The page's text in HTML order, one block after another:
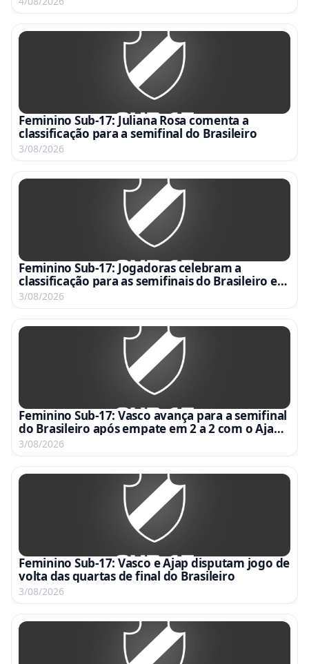
Feminino Sub-17: Juliana Rosa comenta a
classificação para a semifinal do Brasileiro
3/08/2026
Feminino Sub-17: Jogadoras celebram a
classificação para as semifinais do Brasileiro em
vídeo emocionante
3/08/2026
Feminino Sub-17: Vasco avança para a semifinal
do Brasileiro após empate em 2 a 2 com o Ajap
no Nivaldo Pereira
3/08/2026
Feminino Sub-17: Vasco e Ajap disputam jogo de
volta das quartas de final do Brasileiro
3/08/2026